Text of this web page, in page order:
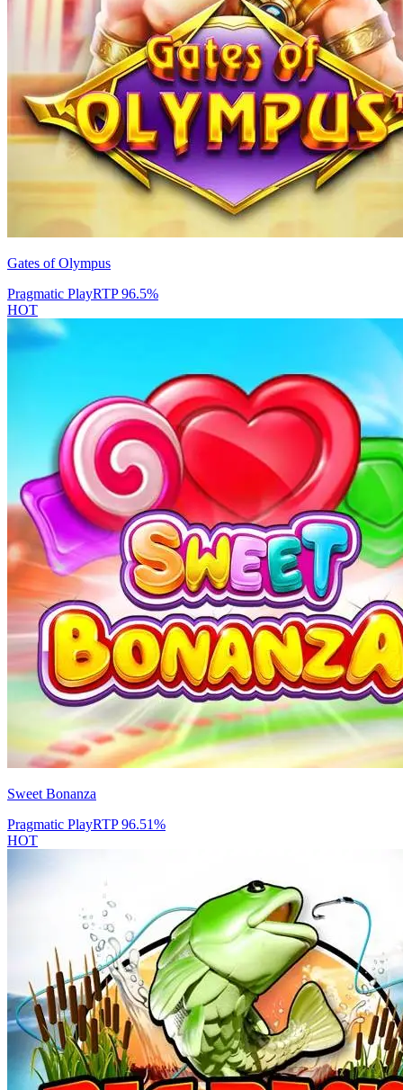
Gates of Olympus
Pragmatic PlayRTP96.5%
HOT
Sweet Bonanza
Pragmatic PlayRTP96.51%
HOT